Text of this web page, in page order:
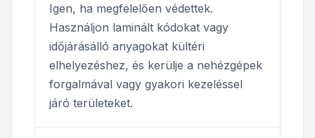
Igen, ha megfelelően védettek.
Használjon laminált kódokat vagy
időjárásálló anyagokat kültéri
elhelyezéshez, és kerülje a nehézgépek
forgalmával vagy gyakori kezeléssel
járó területeket.